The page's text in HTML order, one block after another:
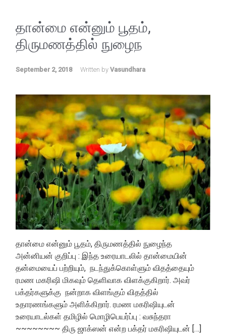
தான்மை என்னும் பூதம்,
திருமணத்தில் நுழைந
September 2, 2018 Written by Vasundhara
தான்மை என்னும் பூதம், திருமணத்தில் நுழைந்த
அன்னியன் குறிப்பு : இந்த உரையாடலில் தான்மையின்
தன்மையைப் பற்றியும், நடந்துக்கொள்ளும் விதத்தையும்
ரமண மகரிஷி மிகவும் தெளிவாக விளக்குகிறார். அவர்
பக்தர்களுக்கு நன்றாக விளங்கும் விதத்தில்
உதாரணங்களும் அளிக்கிறார். ரமண மகரிஷியுடன்
உரையாடல்கள் தமிழில் மொழிபெயர்ப்பு : வசுந்தரா
~~~~~~~~ திரு ஜாக்ஸன் என்ற பக்தர் மகரிஷியுடன் […]